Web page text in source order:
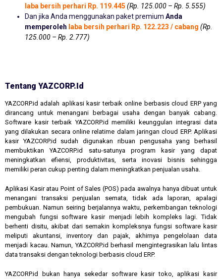
laba bersih perhari Rp. 119.445 (Rp. 125.000 – Rp. 5.555)
Dan jika Anda menggunakan paket premium Anda
memperoleh laba bersih perhari Rp. 122.223 / cabang (Rp.
125.000 – Rp. 2.777)
Tentang YAZCORP.id
YAZCORP.id adalah aplikasi kasir terbaik online berbasis cloud ERP yang
dirancang untuk menangani berbagai usaha dengan banyak cabang.
Software kasir terbaik YAZCORP.id memiliki keunggulan integrasi data
yang dilakukan secara online relatime dalam jaringan cloud ERP. Aplikasi
kasir YAZCORP.id sudah digunakan ribuan pengusaha yang berhasil
membuktikan YAZCORP.id satu-satunya program kasir yang dapat
meningkatkan efiensi, produktivitas, serta inovasi bisnis sehingga
memiliki peran cukup penting dalam meningkatkan penjualan usaha.
Aplikasi Kasir atau Point of Sales (POS) pada awalnya hanya dibuat untuk
menangani transaksi penjualan semata, tidak ada laporan, apalagi
pembukuan. Namun seiring berjalannya waktu, perkembangan teknologi
mengubah fungsi software kasir menjadi lebih kompleks lagi. Tidak
berhenti disitu, akibat dari semakin kompleksnya fungsi software kasir
meliputi akuntansi, inventory dan pajak, akhirnya pengelolaan data
menjadi kacau. Namun, YAZCORP.id berhasil mengintegrasikan lalu lintas
data transaksi dengan teknologi berbasis cloud ERP.
YAZCORP.id bukan hanya sekedar software kasir toko, aplikasi kasir